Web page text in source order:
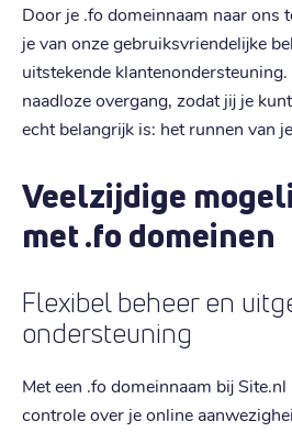
Door je .fo domeinnaam naar ons
je van onze gebruiksvriendelijke
uitstekende
naadloze overgang, zodat jij je
echt belangrijk is: het runnen van
Veelzijdige
met .fo domeinen
Flexibel beheer en
ondersteuning
Met een .fo domeinnaam bij
controle over je online